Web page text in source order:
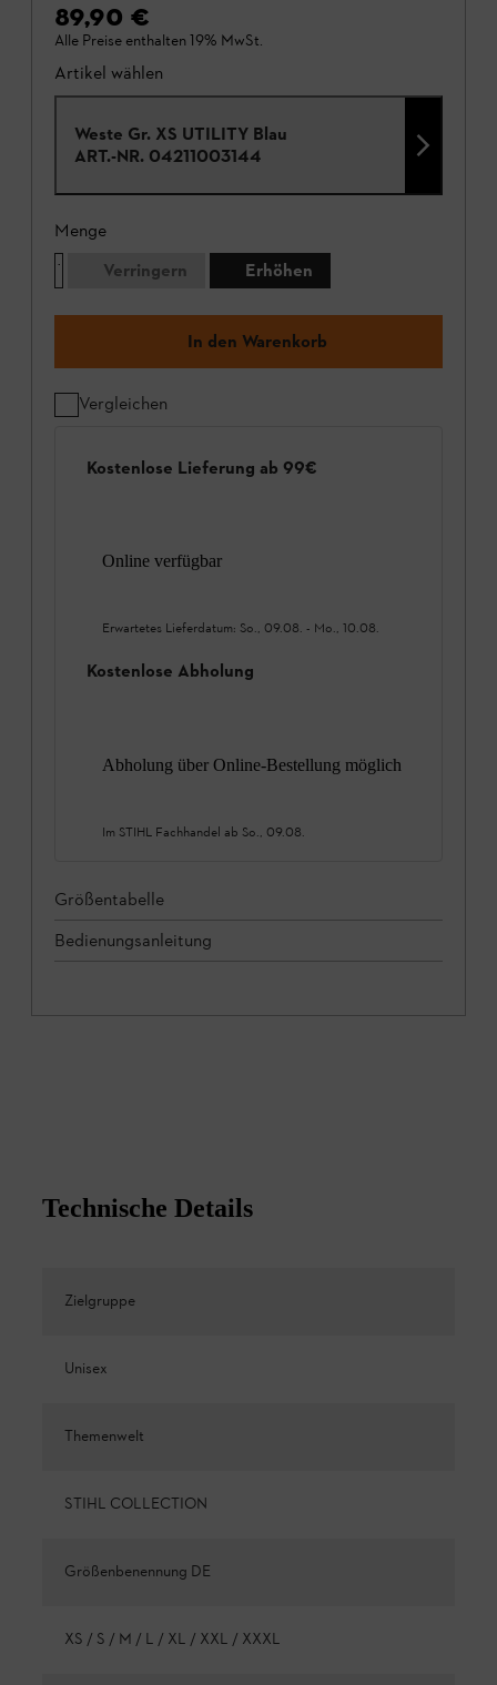
89,90 €
Alle Preise enthalten 19% MwSt.
Artikel wählen
Weste Gr. XS UTILITY Blau
ART.-NR. 04211003144
Menge
Verringern
Erhöhen
In den Warenkorb
Vergleichen
Kostenlose Lieferung ab 99€
Online verfügbar
Erwartetes Lieferdatum: So., 09.08. - Mo., 10.08.
Kostenlose Abholung
Abholung über Online-Bestellung möglich
Im STIHL Fachhandel ab So., 09.08.
Größentabelle
Bedienungsanleitung
Technische Details
Zielgruppe
Unisex
Themenwelt
STIHL COLLECTION
Größenbenennung DE
XS / S / M / L / XL / XXL / XXXL